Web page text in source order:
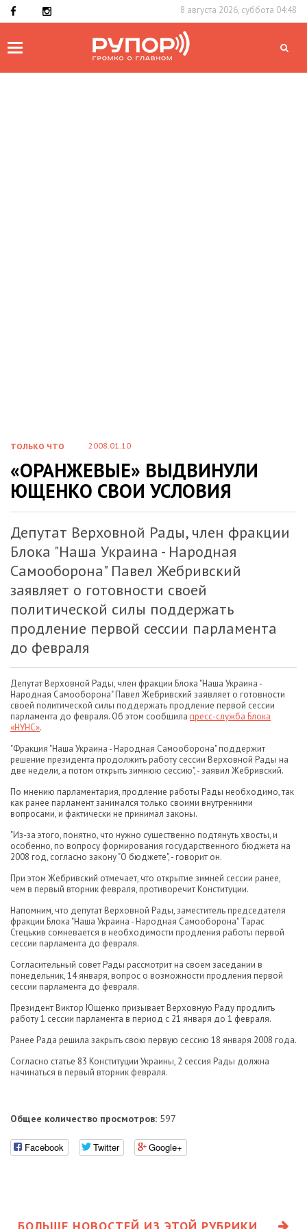
8 августа 2026, суббота 04:48
Toggle
ТОЛЬКО ЧТО 2008.01.10
«ОРАНЖЕВЫЕ» ВЫДВИНУЛИ
ЮЩЕНКО СВОИ УСЛОВИЯ
Депутат Верховной Рады, член фракции
Блока "Наша Украина - Народная
Самооборона" Павел Жебривский
заявляет о готовности своей
политической силы поддержать
продление первой сессии парламента
до февраля
Депутат Верховной Рады, член фракции Блока "Наша Украина -
Народная Самооборона" Павел Жебривский заявляет о готовности
своей политической силы поддержать продление первой сессии
парламента до февраля. Об этом сообщила пресс-служба Блока
«НУНС».
"Фракция "Наша Украина - Народная Самооборона" поддержит
решение президента продолжить работу сессии Верховной Рады на
две недели, а потом открыть зимнюю сессию", - заявил Жебривский.
По мнению парламентария, продление работы Рады необходимо, так
как ранее парламент занимался только своими внутренними
вопросами, и фактически не принимал законы.
"Из-за этого, понятно, что нужно существенно подтянуть хвосты, и
особенно, по вопросу формирования государственного бюджета на
2008 год, согласно закону "О бюджете", - говорит он.
При этом Жебривский отмечает, что открытие зимней сессии ранее,
чем в первый вторник февраля, противоречит Конституции.
Напомним, что депутат Верховной Рады, заместитель председателя
фракции Блока "Наша Украина - Народная Самооборона" Тарас
Стецькив сомневается в необходимости продления работы первой
сессии парламента до февраля.
Согласительный совет Рады рассмотрит на своем заседании в
понедельник, 14 января, вопрос о возможности продления первой
сессии парламента до февраля.
Президент Виктор Ющенко призывает Верховную Раду продлить
работу 1 сессии парламента в период с 21 января до 1 февраля.
Ранее Рада решила закрыть свою первую сессию 18 января 2008 года.
Согласно статье 83 Конституции Украины, 2 сессия Рады должна
начинаться в первый вторник февраля.
Общее количество просмотров: 597
Facebook Twitter Google+
БОЛЬШЕ НОВОСТЕЙ ИЗ ЭТОЙ РУБРИКИ